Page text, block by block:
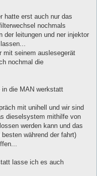
hatte erst auch nur das
nochmals
der leitungen und ner injektor
mit seinem auslesegerät
nochmal die
in die MAN werkstatt
mit unihell und wir sind
dieselsystem mithilfe von
werden kann und das
während der fahrt)
lasse ich es auch